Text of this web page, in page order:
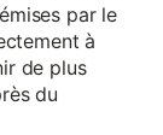
par le
à
de plus
du